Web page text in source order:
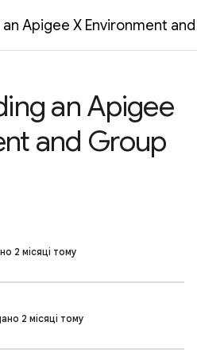
an Apigee X Environment
an Apigee
and Group
2 місяці тому
2 місяці тому